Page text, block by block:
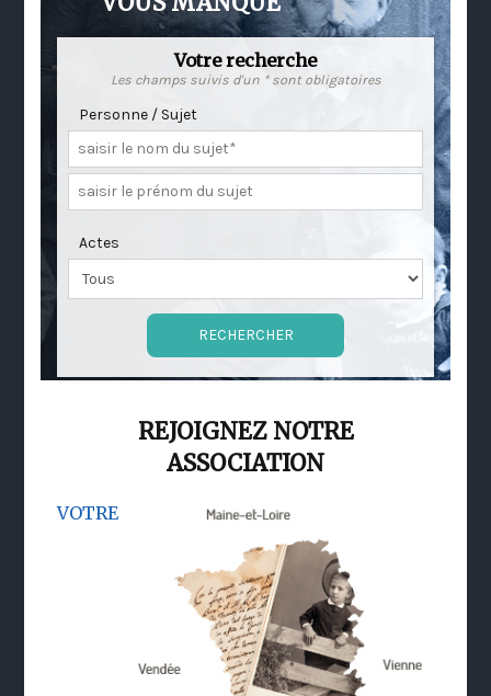
Votre recherche
Les champs suivis d'un * sont obligatoires
Personne / Sujet
Actes
REJOIGNEZ NOTRE
ASSOCIATION
VOTRE